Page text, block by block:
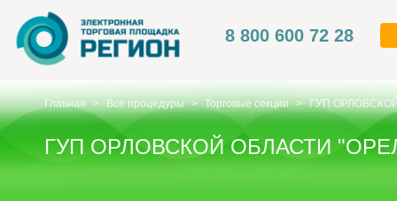
8 800 600 72 28
Главная > Все процедуры > Торговые секции > ГУП
ГУП ОРЛОВСКОЙ ОБЛАСТИ